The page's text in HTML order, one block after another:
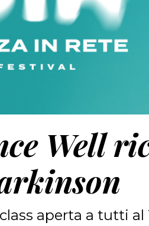
Well
aperta a tutti